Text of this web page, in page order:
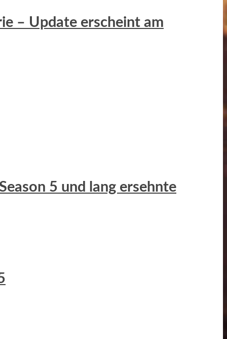
– Update erscheint am
5 und lang ersehnte